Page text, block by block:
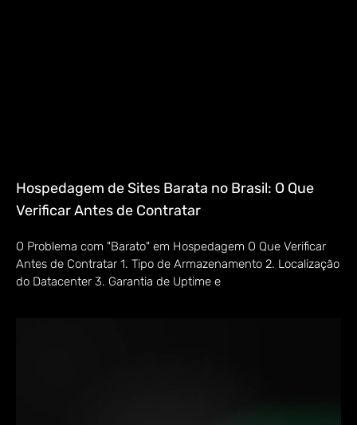
Hospedagem de Sites Barata no Brasil: O Que
Verificar Antes de Contratar
O Problema com "Barato" em Hospedagem O Que Verificar
Antes de Contratar 1. Tipo de Armazenamento 2. Localização
do Datacenter 3. Garantia de Uptime e